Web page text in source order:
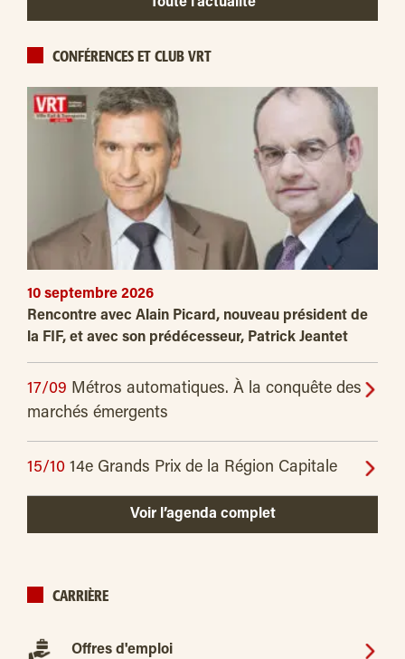
CONFÉRENCES ET CLUB VRT
10 septembre 2026
Rencontre avec Alain Picard, nouveau président de
la FIF, et avec son prédécesseur, Patrick Jeantet
17/09 Métros automatiques. À la conquête des
marchés émergents
15/10 14e Grands Prix de la Région Capitale
Voir l’agenda complet
CARRIÈRE
Offres d'emploi